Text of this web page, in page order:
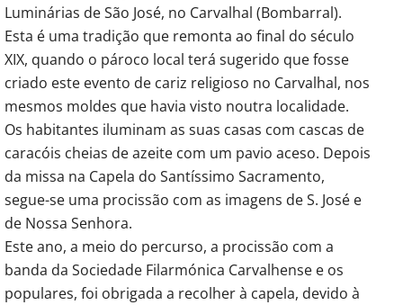
Luminárias de São José, no Carvalhal (Bombarral).
Esta é uma tradição que remonta ao final do século
XIX, quando o pároco local terá sugerido que fosse
criado este evento de cariz religioso no Carvalhal, nos
mesmos moldes que havia visto noutra localidade.
Os habitantes iluminam as suas casas com cascas de
caracóis cheias de azeite com um pavio aceso. Depois
da missa na Capela do Santíssimo Sacramento,
segue-se uma procissão com as imagens de S. José e
de Nossa Senhora.
Este ano, a meio do percurso, a procissão com a
banda da Sociedade Filarmónica Carvalhense e os
populares, foi obrigada a recolher à capela, devido à